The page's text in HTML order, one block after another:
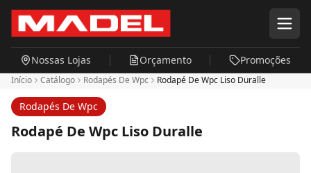
Pular para o conteúdo principal
Nossas Lojas Orçamento Promoções
Início Catálogo Rodapés De Wpc Rodapé De Wpc Liso Duralle
Rodapés De Wpc
Rodapé De Wpc Liso Duralle